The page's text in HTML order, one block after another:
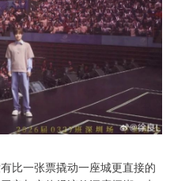
比一张票撬动一座城更直接的